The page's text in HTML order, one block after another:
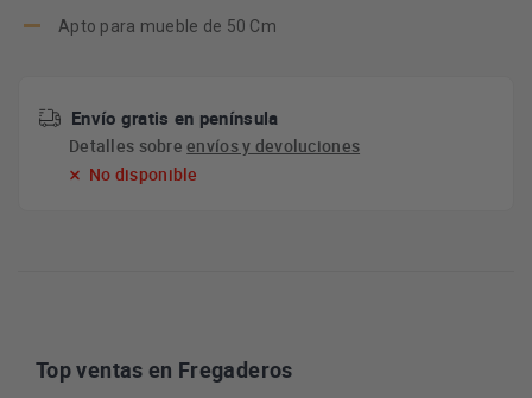
Apto para mueble de 50 Cm
Envío gratis en península
Detalles sobreenvíos y devoluciones
No disponible
Top ventas en Fregaderos